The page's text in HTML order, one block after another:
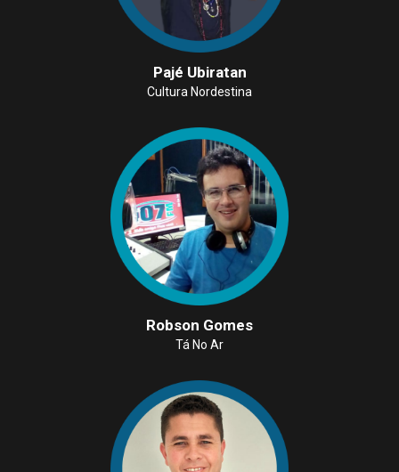
Pajé Ubiratan
Cultura Nordestina
Robson Gomes
Tá No Ar